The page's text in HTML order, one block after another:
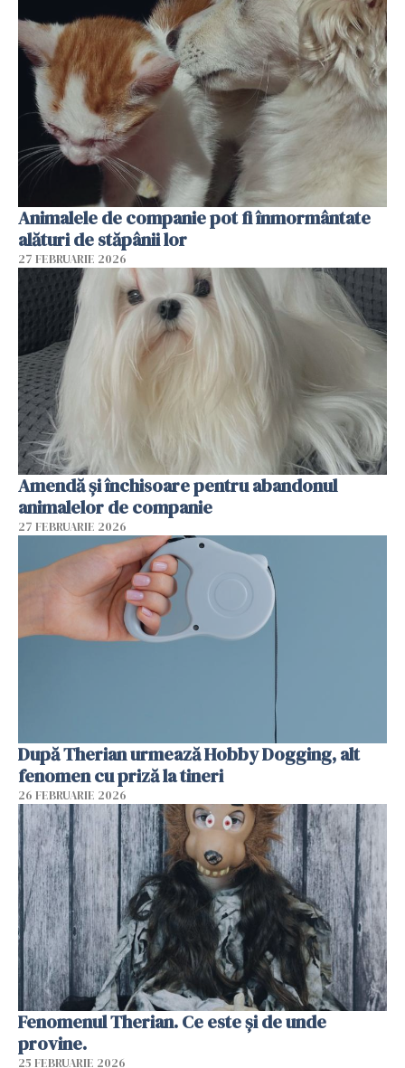
Animalele de companie pot fi înmormântate
alături de stăpânii lor
27 FEBRUARIE 2026
Amendă și închisoare pentru abandonul
animalelor de companie
27 FEBRUARIE 2026
După Therian urmează Hobby Dogging, alt
fenomen cu priză la tineri
26 FEBRUARIE 2026
Fenomenul Therian. Ce este și de unde
provine.
25 FEBRUARIE 2026